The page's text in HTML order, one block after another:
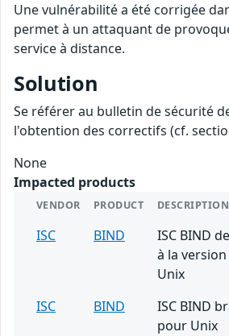
Une vulnérabilité a été corrigée
permet à un attaquant de
service à distance.
Solution
Se référer au bulletin de sécurité
l'obtention des correctifs (cf.
None
Impacted products
VENDOR PRODUCT DESCRIPTION
ISC BIND
ISC BIND
à la
Unix
ISC
BIND
ISC BIND
pour Unix